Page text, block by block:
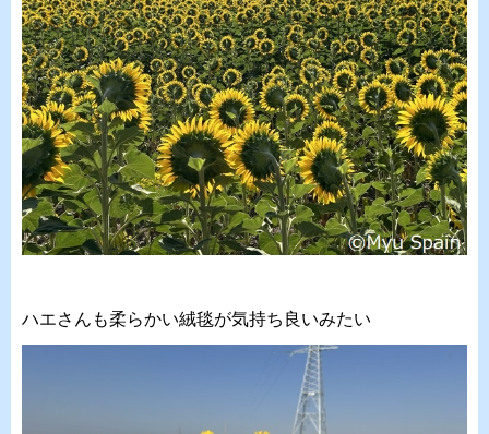
ハエさんも柔らかい絨毯が気持ち良いみたい